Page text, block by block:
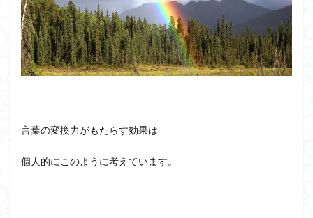
言葉の変換力がもたらす効果は
個人的にこのように考えています。